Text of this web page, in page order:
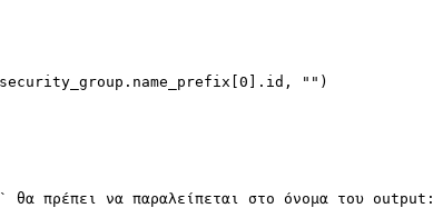
πρέπει να παραλείπεται στο όνομα τoυ output: